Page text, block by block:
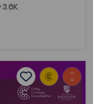
3.6K
Add to favourites
Add to favourites